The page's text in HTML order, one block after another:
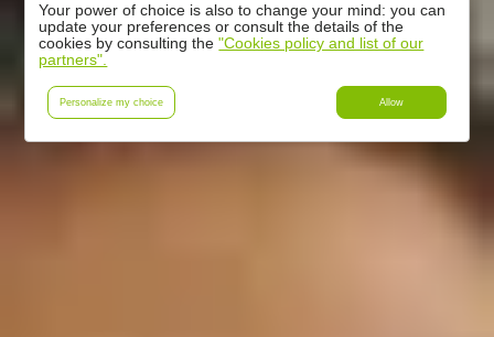
Your power of choice is also to change your mind: you can
update your preferences or consult the details of the
cookies by consulting the"Cookies policy and list of our
partners".
Personalize my choice Allow